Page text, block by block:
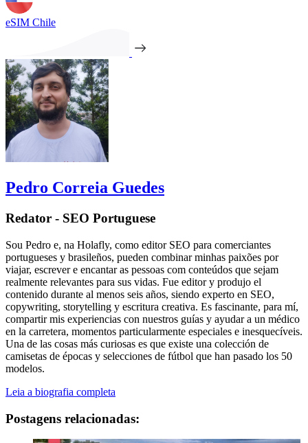
eSIM Chile
Pedro Correia Guedes
Redator - SEO Portuguese
Sou Pedro e, na Holafly, como editor SEO para comerciantes
portugueses y brasileños, pueden combinar minhas paixões por
viajar, escrever e encantar as pessoas com conteúdos que sejam
realmente relevantes para sus vidas. Fue editor y produjo el
contenido durante al menos seis años, siendo experto en SEO,
copywriting, storytelling y escritura creativa. Es fascinante, para mí,
compartir mis experiencias con nuestros guías y ayudar a un médico
en la carretera, momentos particularmente especiales e inesquecíveis.
Una de las cosas más curiosas es que existe una colección de
camisetas de épocas y selecciones de fútbol que han pasado los 50
modelos.
Leia a biografia completa
Postagens relacionadas: